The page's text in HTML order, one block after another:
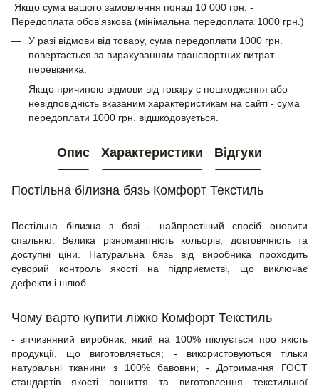
Якщо сума вашого замовлення понад 10 000 грн. -
Передоплата обов'язкова (мінімальна передоплата 1000 грн.)
У разі відмови від товару, сума передоплати 1000 грн.
повертається за вирахуванням транспортних витрат
перевізника.
Якщо причиною відмови від товару є пошкодження або
невідповідність вказаним характеристикам на сайті - сума
передоплати 1000 грн. відшкодовується.
Опис Характеристики Відгуки
Постільна білизна бязь Комфорт Текстиль
Постільна білизна з бязі - найпростіший спосіб оновити
спальню. Велика різноманітність кольорів, довговічність та
доступні ціни. Натуральна бязь від виробника проходить
суворий контроль якості на підприємстві, що виключає
дефекти і шлюб.
Чому варто купити ліжко Комфорт Текстиль
- вітчизняний виробник, який на 100% піклується про якість
продукції, що виготовляється; - використовуються тільки
натуральні тканини з 100% бавовни; - Дотримання ГОСТ
стандартів якості пошиття та виготовлення текстильної